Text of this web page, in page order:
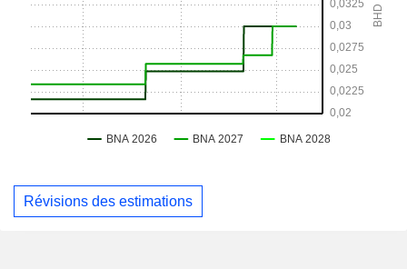
Révisions des estimations